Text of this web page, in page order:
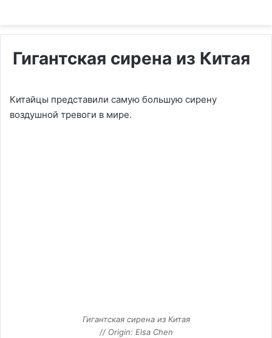
Гигантская сирена из Китая
Китайцы представили самую большую сирену
воздушной тревоги в мире.
Гигантская сирена из Китая
// Origin: Elsa Chen